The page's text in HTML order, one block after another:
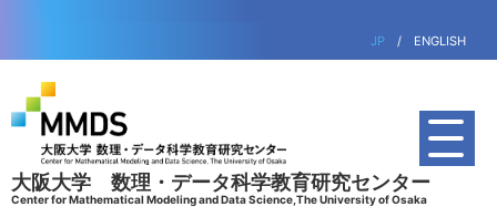
JP / ENGLISH
大阪大学 数理・データ科学教育研究センター
Center for Mathematical Modeling and Data Science,The University of Osaka